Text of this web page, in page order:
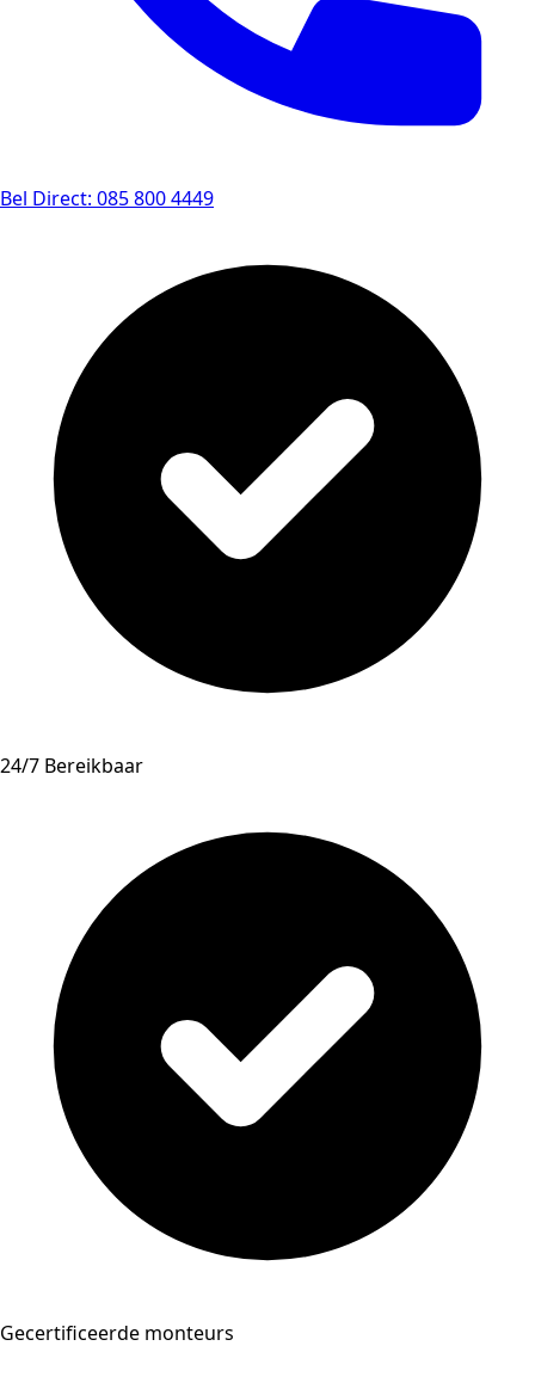
Bel Direct: 085 800 4449
24/7 Bereikbaar
Gecertificeerde monteurs